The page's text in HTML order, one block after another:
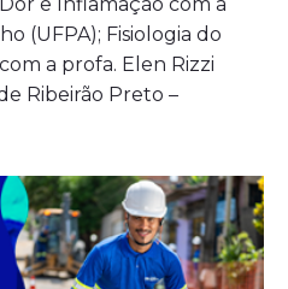
(UFPA); Fisiologia do
a profa. Elen Rizzi
Ribeirão Preto –